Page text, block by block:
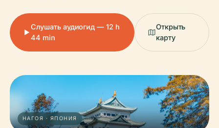
Слушать аудиогид — 12 h
44 min
Открыть
карту
НАГОЯ · ЯПОНИЯ